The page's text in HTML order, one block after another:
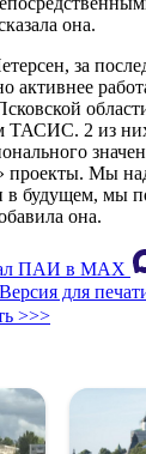
она.
за
активнее
ТАСИС. 2 из
проекты. Мы
в будущем, мы
она.
ПАИ в MAХ
Версия для
>>>